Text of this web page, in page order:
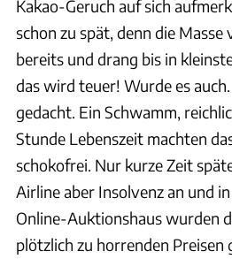
Kakao-Geruch auf sich
schon zu spät, denn die Masse
bereits und drang bis in
das wird teuer! Wurde es
gedacht. Ein Schwamm,
Stunde Lebenszeit machten
schokofrei. Nur kurze Zeit
Airline aber Insolvenz an und
Online-Auktionshaus wurden
plötzlich zu horrenden Preisen